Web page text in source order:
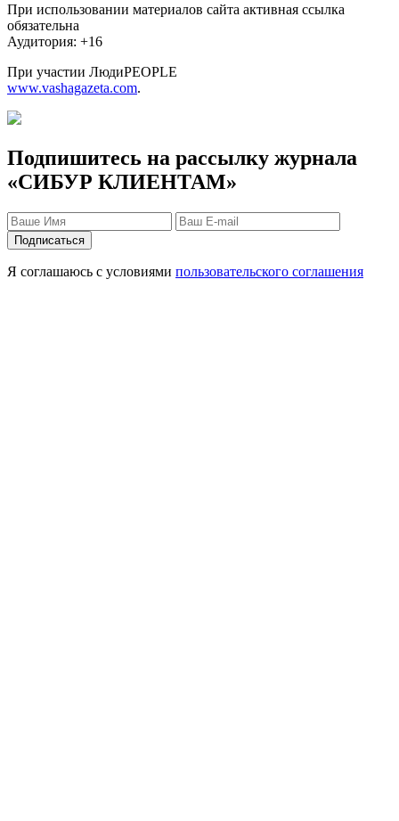
При использовании материалов сайта активная ссылка
обязательна
Аудитория: +16
При участии ЛюдиPEOPLE
www.vashagazeta.com.
Подпишитесь на рассылку журнала
«СИБУР КЛИЕНТАМ»
Я соглашаюсь с условиями пользовательского соглашения